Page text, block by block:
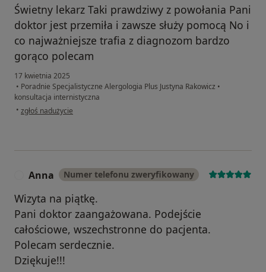
Świetny lekarz Taki prawdziwy z powołania Pani
doktor jest przemiła i zawsze służy pomocą No i
co najważniejsze trafia z diagnozom bardzo
gorąco polecam
17 kwietnia 2025
• Poradnie Specjalistyczne Alergologia Plus Justyna Rakowicz •
konsultacja internistyczna
• w opinii użytkownika Monika
zgłoś nadużycie
Anna Numer telefonu zweryfikowany
Wizyta na piątkę.
Pani doktor zaangażowana. Podejście
całościowe, wszechstronne do pacjenta.
Polecam serdecznie.
Dziękuje!!!